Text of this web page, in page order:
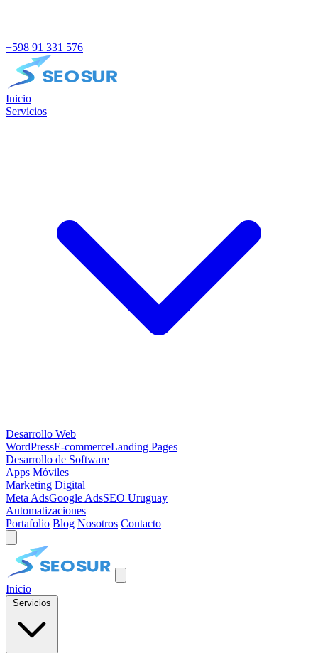
+598 91 331 576
Inicio
Servicios
Desarrollo Web
WordPressE-commerceLanding Pages
Desarrollo de Software
Apps Móviles
Marketing Digital
Meta AdsGoogle AdsSEO Uruguay
Automatizaciones
Portafolio Blog Nosotros Contacto
Inicio